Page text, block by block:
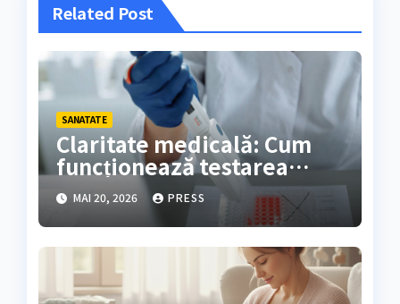
Related Post
SANATATE
Claritate medicală: Cum
funcționează testarea
genetică și cine are nevoie
de ea?
MAI 20, 2026 PRESS